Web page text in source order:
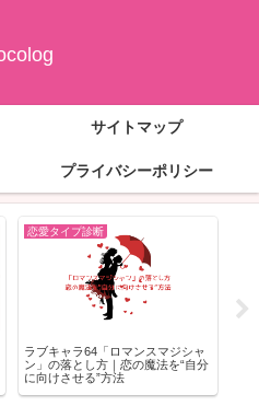
サイトマップ
プライバシーポリシー
恋愛タイプ診断
ラブキャラ64「ロマンスマジシャ
ン」の落とし方｜恋の魔法を“自分
に向けさせる”方法